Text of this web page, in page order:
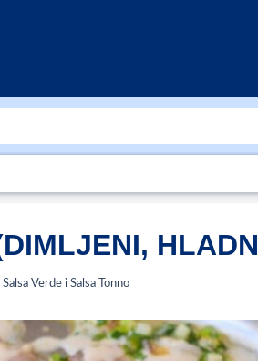
Salsa Verde i Salsa Tonno